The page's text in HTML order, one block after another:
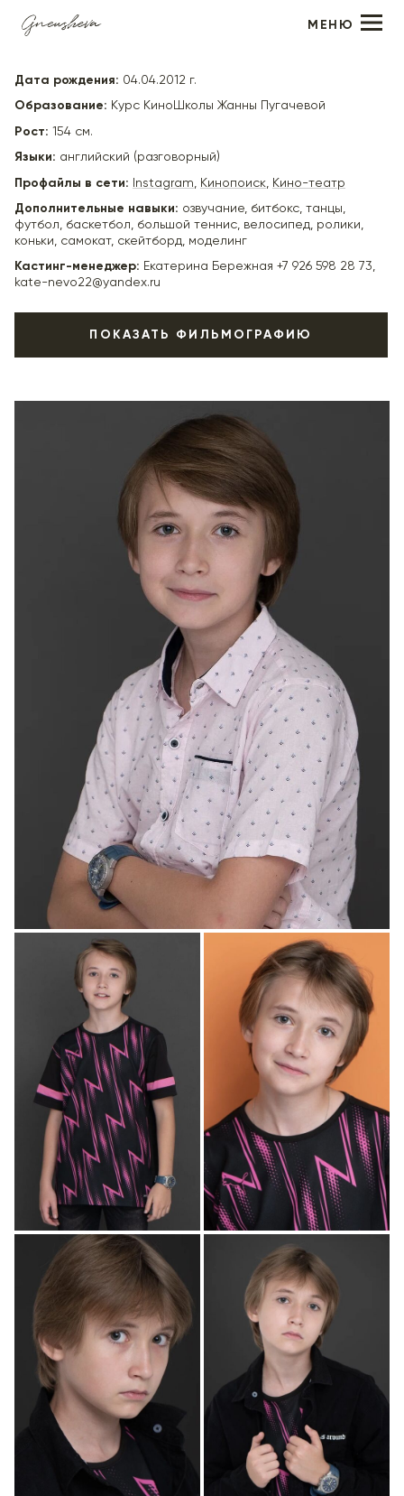
МЕНЮ
Даниэль Миньков
Дата рождения: 04.04.2012 г.
Образование: Курс КиноШколы Жанны Пугачевой
Рост: 154 см.
Языки: английский (разговорный)
Профайлы в сети: Instagram Кинопоиск Кино-театр
Дополнительные навыки: озвучание, битбокс, танцы,
футбол, баскетбол, большой теннис, велосипед, ролики,
коньки, самокат, скейтборд, моделинг
Кастинг-менеджер: Екатерина Бережная +7 926 598 28 73,
kate-nevo22@yandex.ru
ПОКАЗАТЬ ФИЛЬМОГРАФИЮ
Васька, реж. Алексей Карелин
«Лиса» - Олег, реж. Мурад Алиев, Ольга Новикова
«Хитровка. Сердца четырёх» - сын барина, реж.
Карен Шахназаров
«Порочная связь» - Максим, реж. Дмитрий Пантелеев
«Сказочный сон» - Данилка, реж. Евгений Татаров
"Южный циклон" - Родион, реж. Сергей Кешишев
"ПМЖейсон" - Виталик, реж. Виктор Салимьянов